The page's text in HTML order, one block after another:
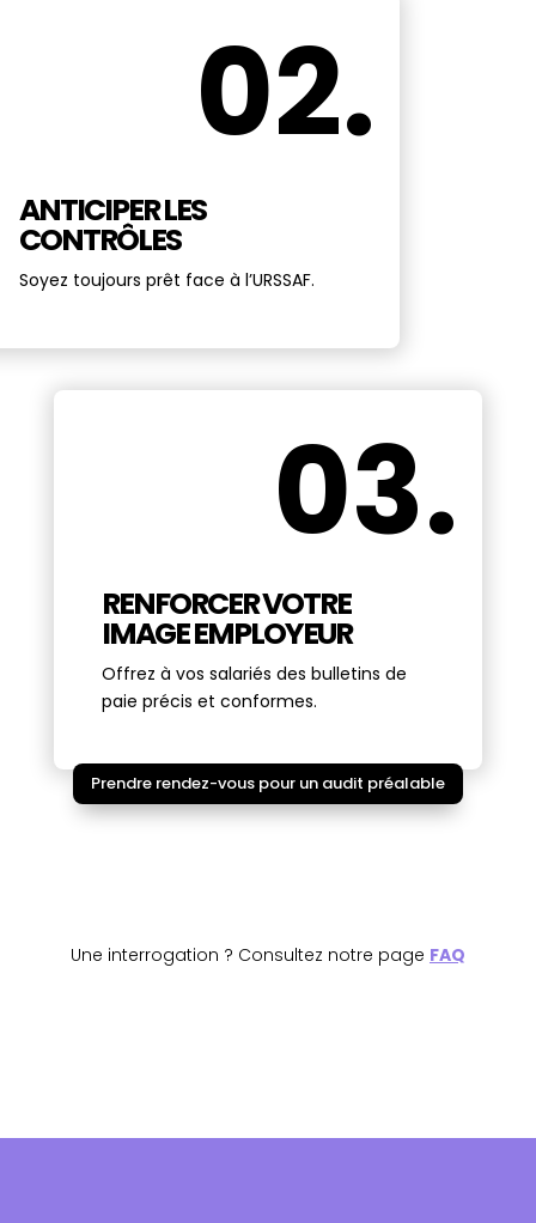
02.
ANTICIPER LES
CONTRÔLES
Soyez toujours prêt face à l’URSSAF.
03.
RENFORCER VOTRE
IMAGE EMPLOYEUR
Offrez à vos salariés des bulletins de
paie précis et conformes.
Prendre rendez-vous pour un audit préalable
Une interrogation ? Consultez notre page FAQ